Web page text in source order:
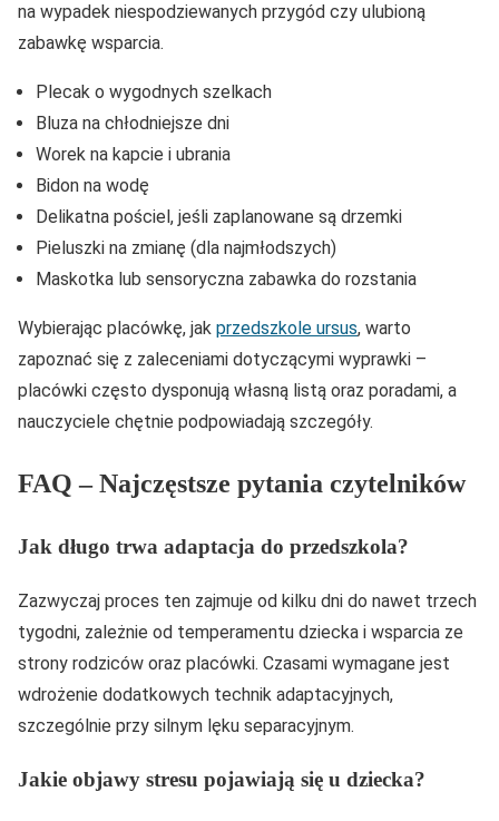
na wypadek niespodziewanych przygód czy ulubioną
zabawkę wsparcia.
Plecak o wygodnych szelkach
Bluza na chłodniejsze dni
Worek na kapcie i ubrania
Bidon na wodę
Delikatna pościel, jeśli zaplanowane są drzemki
Pieluszki na zmianę (dla najmłodszych)
Maskotka lub sensoryczna zabawka do rozstania
Wybierając placówkę, jak przedszkole ursus, warto
zapoznać się z zaleceniami dotyczącymi wyprawki –
placówki często dysponują własną listą oraz poradami, a
nauczyciele chętnie podpowiadają szczegóły.
FAQ – Najczęstsze pytania czytelników
Jak długo trwa adaptacja do przedszkola?
Zazwyczaj proces ten zajmuje od kilku dni do nawet trzech
tygodni, zależnie od temperamentu dziecka i wsparcia ze
strony rodziców oraz placówki. Czasami wymagane jest
wdrożenie dodatkowych technik adaptacyjnych,
szczególnie przy silnym lęku separacyjnym.
Jakie objawy stresu pojawiają się u dziecka?